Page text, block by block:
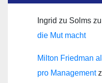
Ingrid zu Solms zu
die Mut macht
Milton Friedman
pro Management